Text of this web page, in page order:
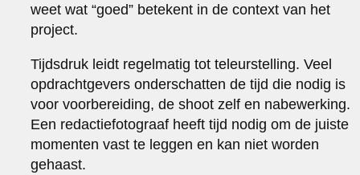
weet wat “goed” betekent in de context van het
project.
Tijdsdruk leidt regelmatig tot teleurstelling. Veel
opdrachtgevers onderschatten de tijd die nodig is
voor voorbereiding, de shoot zelf en nabewerking.
Een redactiefotograaf heeft tijd nodig om de juiste
momenten vast te leggen en kan niet worden
gehaast.